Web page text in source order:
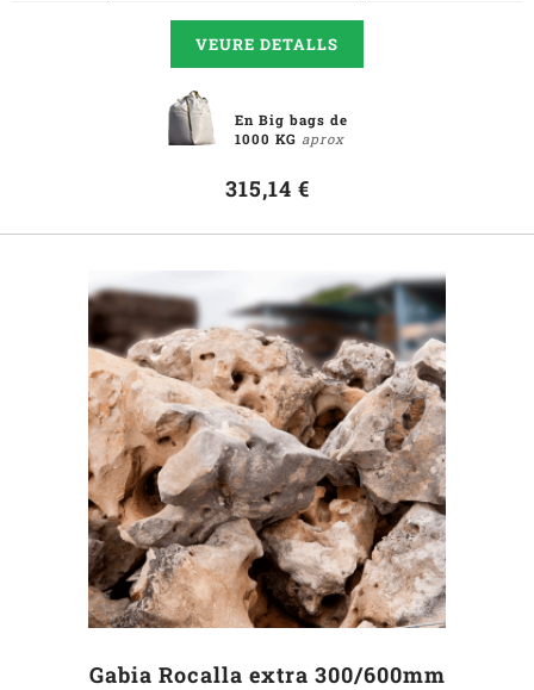
VEURE DETALLS
En Big bags de
1000 KG aprox
315,14 €
Gabia Rocalla extra 300/600mm